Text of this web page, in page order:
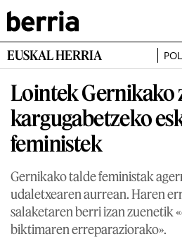
EUSKAL HERRIA
Lointek Gernikako
kargugabetzeko
feministek
Gernikako talde feministak
udaletxearen aurrean. Haren
salaketaren berri izan zuenetik
biktimaren erreparaziorako».